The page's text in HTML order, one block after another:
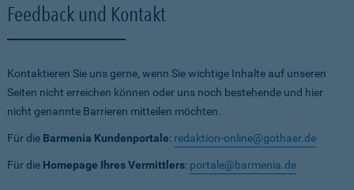
Feedback und Kontakt
Kontaktieren Sie uns gerne, wenn Sie wichtige Inhalte auf unseren
Seiten nicht erreichen können oder uns noch bestehende und hier
nicht genannte Barrieren mitteilen möchten.
Für die Barmenia Kundenportale: redaktion-online@gothaer.de
Für die Homepage Ihres Vermittlers: portale@barmenia.de